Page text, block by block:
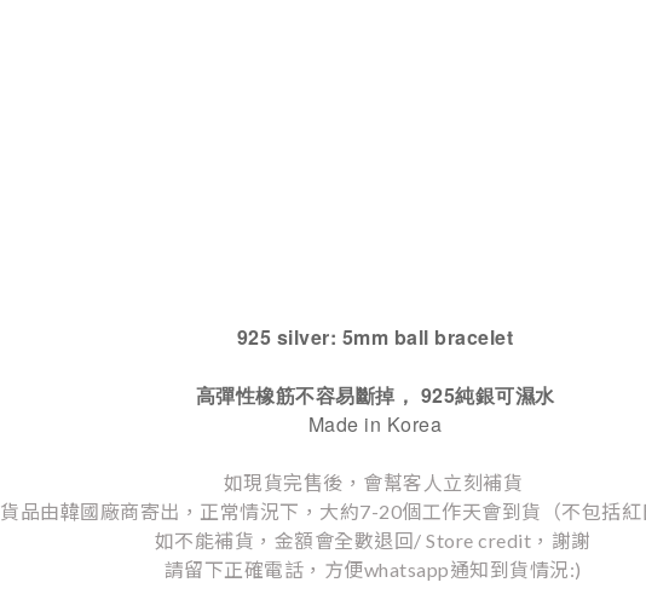
925 silver: 5mm ball bracelet
高彈性橡筋不容易斷掉， 925純銀可濕水
Made in Korea
如現貨完售後，會幫客人立刻補貨
貨品由韓國廠商寄出，正常情況下，大約7-20個工作天會到貨（不包括紅
如不能補貨，金額會全數退回/ Store credit，謝謝
請留下正確電話，方便whatsapp通知到貨情況:)